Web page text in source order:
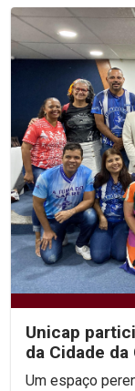
Unicap
da Cidade
Um espaço